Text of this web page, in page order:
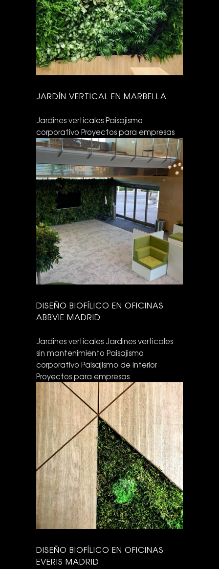
JARDÍN VERTICAL EN MARBELLA
Jardines verticalesPaisajismo
corporativo Proyectos para empresas
DISEÑO BIOFÍLICO EN OFICINAS
ABBVIE MADRID
Jardines verticales Jardines verticales
sin mantenimiento Paisajismo
corporativo Paisajismo de interior
Proyectos para empresas
DISEÑO BIOFÍLICO EN OFICINAS
EVERIS MADRID